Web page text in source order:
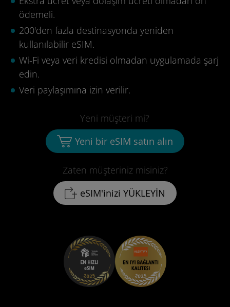
ödemeli.
200'den fazla destinasyonda yeniden
kullanılabilir eSIM.
Wi-Fi veya veri kredisi olmadan uygulamada şarj
edin.
Veri paylaşımına izin verilir.
Zaten müşteriniz misiniz?
eSIM'inizi YÜKLEYİN
Yeni müşteri mi?
Yeni bir eSIM satın alın